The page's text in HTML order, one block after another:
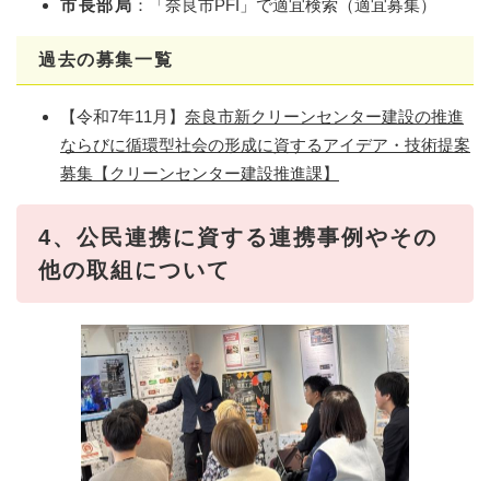
市長部局 ：「奈良市PFI」で適宜検索（適宜募集）
過去の募集一覧
【令和7年11月】 奈良市新クリーンセンター建設の推進
ならびに循環型社会の形成に資するアイデア・技術提案
募集【クリーンセンター建設推進課】
4、公民連携に資する連携事例やその
他の取組について